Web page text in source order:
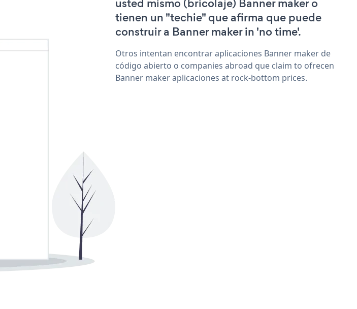
usted mismo (bricolaje) Banner maker o
tienen un "techie" que afirma que puede
construir a Banner maker in 'no time'.
Otros intentan encontrar aplicaciones Banner maker de
código abierto o companies abroad que claim to ofrecen
Banner maker aplicaciones at rock-bottom prices.